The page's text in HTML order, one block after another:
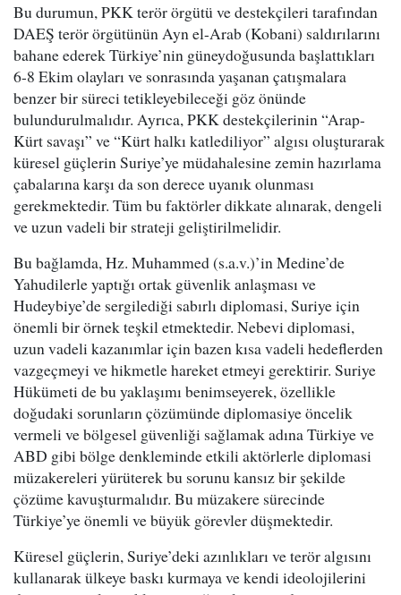
Bu durumun, PKK terör örgütü ve destekçileri tarafından
DAEŞ terör örgütünün Ayn el-Arab (Kobani) saldırılarını
bahane ederek Türkiye’nin güneydoğusunda başlattıkları
6-8 Ekim olayları ve sonrasında yaşanan çatışmalara
benzer bir süreci tetikleyebileceği göz önünde
bulundurulmalıdır. Ayrıca, PKK destekçilerinin “Arap-
Kürt savaşı” ve “Kürt halkı katlediliyor” algısı oluşturarak
küresel güçlerin Suriye’ye müdahalesine zemin hazırlama
çabalarına karşı da son derece uyanık olunması
gerekmektedir. Tüm bu faktörler dikkate alınarak, dengeli
ve uzun vadeli bir strateji geliştirilmelidir.
Bu bağlamda, Hz. Muhammed (s.a.v.)’in Medine’de
Yahudilerle yaptığı ortak güvenlik anlaşması ve
Hudeybiye’de sergilediği sabırlı diplomasi, Suriye için
önemli bir örnek teşkil etmektedir. Nebevi diplomasi,
uzun vadeli kazanımlar için bazen kısa vadeli hedeflerden
vazgeçmeyi ve hikmetle hareket etmeyi gerektirir. Suriye
Hükümeti de bu yaklaşımı benimseyerek, özellikle
doğudaki sorunların çözümünde diplomasiye öncelik
vermeli ve bölgesel güvenliği sağlamak adına Türkiye ve
ABD gibi bölge denkleminde etkili aktörlerle diplomasi
müzakereleri yürüterek bu sorunu kansız bir şekilde
çözüme kavuşturmalıdır. Bu müzakere sürecinde
Türkiye’ye önemli ve büyük görevler düşmektedir.
Küresel güçlerin, Suriye’deki azınlıkları ve terör algısını
kullanarak ülkeye baskı kurmaya ve kendi ideolojilerini